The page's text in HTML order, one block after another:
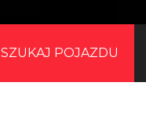
SZUKAJ POJAZDU